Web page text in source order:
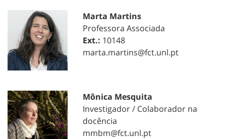
Marta Martins
Professora Associada
Ext.: 10148
marta.martins@fct.unl.pt
Mônica Mesquita
Investigador / Colaborador na
docência
mmbm@fct.unl.pt